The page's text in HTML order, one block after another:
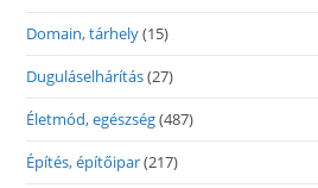
Domain, tárhely(15)
Duguláselhárítás(27)
Életmód, egészség(487)
Építés, építőipar(217)